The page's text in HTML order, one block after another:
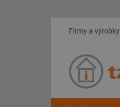
Firmy a výrobky